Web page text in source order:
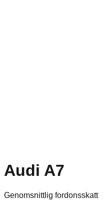
Audi A7
Genomsnittlig fordonsskatt